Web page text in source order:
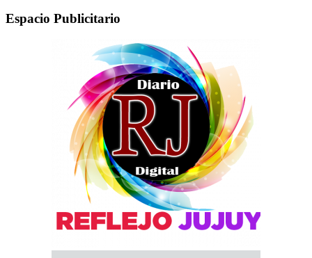
Espacio Publicitario